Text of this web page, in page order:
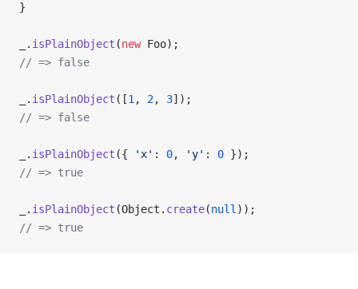
}
_. isPlainObject (new Foo);
// => false
_. isPlainObject ([1 , 2, 3]);
// => false
_. isPlainObject ({ 'x' : 0, 'y' : 0 });
// => true
_. isPlainObject (Object. create(null ));
// => true